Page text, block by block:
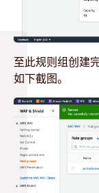
至此规则组创建
如下截图。